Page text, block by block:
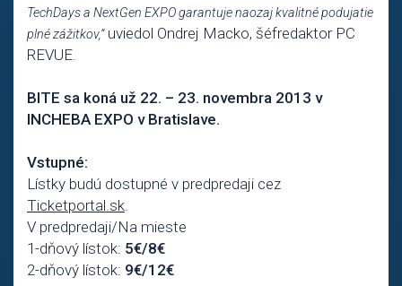
TechDays a NextGen EXPO garantuje naozaj kvalitné podujatie
plné zážitkov,“uviedol Ondrej Macko, šéfredaktor PC
REVUE.
BITE sa koná už 22. – 23. novembra 2013 v
INCHEBA EXPO v Bratislave.
Vstupné:
Lístky budú dostupné v predpredaji cez
Ticketportal.sk
V predpredaji/Na mieste
1-dňový lístok: 5€/8€
2-dňový lístok: 9€/12€